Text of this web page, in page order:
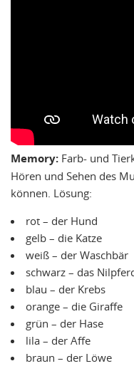
Memory: Farb- und
Hören und Sehen des
können. Lösung:
rot – der Hund
gelb – die Katze
weiß – der Waschbär
schwarz – das
blau – der Krebs
orange – die Giraffe
grün – der Hase
lila – der Affe
braun – der Löwe